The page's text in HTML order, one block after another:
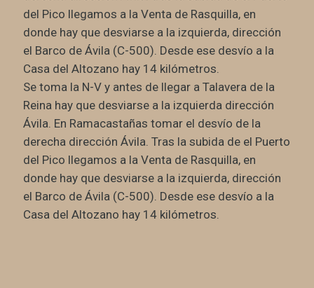
del Pico llegamos a la Venta de Rasquilla, en
donde hay que desviarse a la izquierda, dirección
el Barco de Ávila (C-500). Desde ese desvío a la
Casa del Altozano hay 14 kilómetros.
Se toma la N-V y antes de llegar a Talavera de la
Reina hay que desviarse a la izquierda dirección
Ávila. En Ramacastañas tomar el desvío de la
derecha dirección Ávila. Tras la subida de el Puerto
del Pico llegamos a la Venta de Rasquilla, en
donde hay que desviarse a la izquierda, dirección
el Barco de Ávila (C-500). Desde ese desvío a la
Casa del Altozano hay 14 kilómetros.